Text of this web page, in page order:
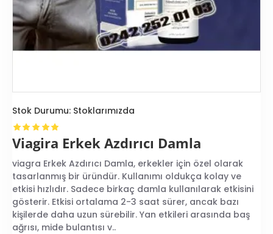
Stok Durumu: Stoklarımızda
Viagira Erkek Azdırıcı Damla
viagra Erkek Azdırıcı Damla, erkekler için özel olarak
tasarlanmış bir üründür. Kullanımı oldukça kolay ve
etkisi hızlıdır. Sadece birkaç damla kullanılarak etkisini
gösterir. Etkisi ortalama 2-3 saat sürer, ancak bazı
kişilerde daha uzun sürebilir. Yan etkileri arasında baş
ağrısı, mide bulantısı v..